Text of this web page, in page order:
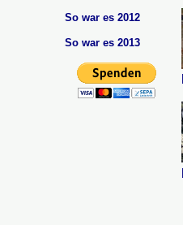
So war es 2012
So war es 2013